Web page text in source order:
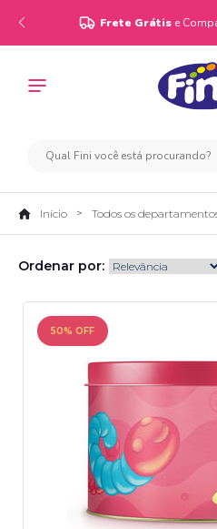
Frete Grátis e
Início Todos os
Ordenar por:
50% OFF